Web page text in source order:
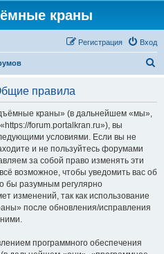
краны
Вход
Регистрация
правила
краны» (в дальнейшем «мы»,
forum.portalkran.ru»), вы
условиями. Если вы не
и не пользуйтесь форумами
за собой право изменять эти
возможное, чтобы уведомить вас об
бы разумным регулярно
изменений, так как использование
после обновления/исправления
программного обеспечения